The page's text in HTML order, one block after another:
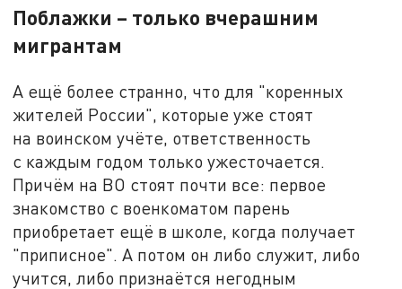
Поблажки – только вчерашним
мигрантам
А ещё более странно, что для "коренных
жителей России", которые уже стоят
на воинском учёте, ответственность
с каждым годом только ужесточается.
Причём на ВО стоят почти все: первое
знакомство с военкоматом парень
приобретает ещё в школе, когда получает
"приписное". А потом он либо служит, либо
учится, либо признаётся негодным